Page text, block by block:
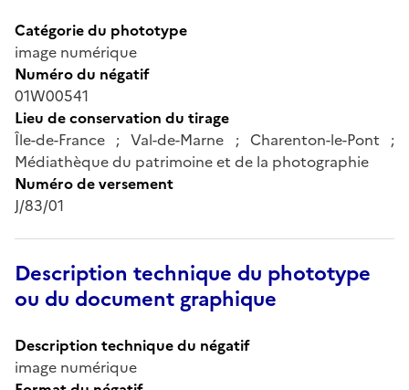
Catégorie du phototype
image numérique
Numéro du négatif
01W00541
Lieu de conservation du tirage
Île-de-France ; Val-de-Marne ; Charenton-le-Pont ;
Médiathèque du patrimoine et de la photographie
Numéro de versement
J/83/01
Description technique du phototype
ou du document graphique
Description technique du négatif
image numérique